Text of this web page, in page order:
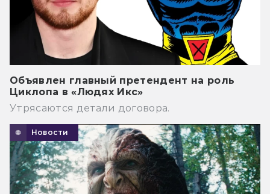
Объявлен главный претендент на роль
Циклопа в «Людях Икс»
Утрясаются детали договора.
Новости